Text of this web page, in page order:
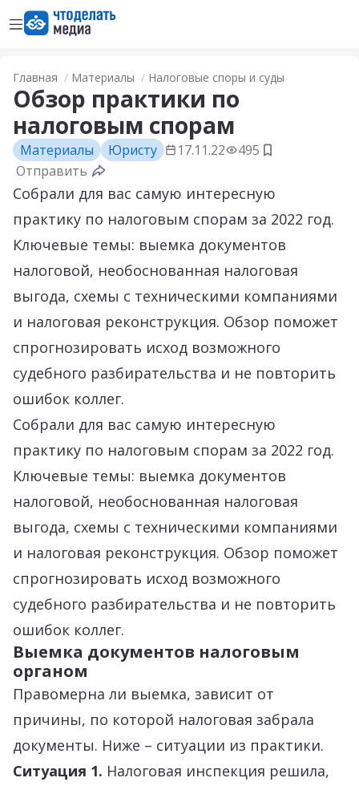
Открыть менюПерейти на главную страницу
Главная Материалы Налоговые споры и суды
Обзор практики по
налоговым спорам
Материалы Юристу 17.11.22 495 Добавить в
Отправить
Собрали для вас самую интересную
практику по налоговым спорам за 2022 год.
Ключевые темы: выемка документов
налоговой, необоснованная налоговая
выгода, схемы с техническими компаниями
и налоговая реконструкция. Обзор поможет
спрогнозировать исход возможного
судебного разбирательства и не повторить
ошибок коллег.
Собрали для вас самую интересную
практику по налоговым спорам за 2022 год.
Ключевые темы: выемка документов
налоговой, необоснованная налоговая
выгода, схемы с техническими компаниями
и налоговая реконструкция. Обзор поможет
спрогнозировать исход возможного
судебного разбирательства и не повторить
ошибок коллег.
Выемка документов налоговым
органом
Правомерна ли выемка, зависит от
причины, по которой налоговая забрала
документы. Ниже – ситуации из практики.
Ситуация 1. Налоговая инспекция решила,